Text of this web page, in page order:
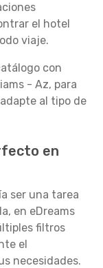
el hotel
viaje.
con
- Az, para
al tipo de
en
ser una tarea
en eDreams
filtros
el
necesidades.